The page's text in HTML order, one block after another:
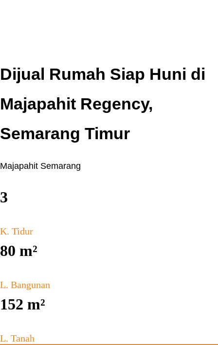
Dijual Rumah Siap Huni di
Majapahit Regency,
Semarang Timur
Majapahit Semarang
3
K. Tidur
80 m²
L. Bangunan
152 m²
L. Tanah